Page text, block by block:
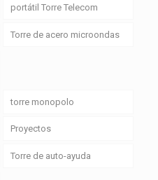
portátil Torre Telecom
Torre de acero microondas
torre monopolo
Proyectos
Torre de auto-ayuda